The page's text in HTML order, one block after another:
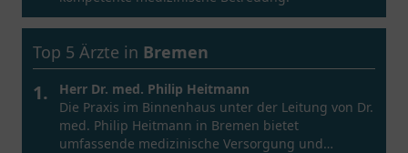
Top 5 Ärzte in Bremen
1.
Herr Dr. med. Philip Heitmann
Die Praxis im Binnenhaus unter der Leitung von Dr.
med. Philip Heitmann in Bremen bietet
umfassende medizinische Versorgung und